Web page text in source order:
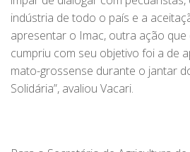
indústria de todo o país e a
apresentar o Imac, outra ação
cumpriu com seu objetivo foi a de
mato-grossense durante o jantar
Solidária”, avaliou Vacari.